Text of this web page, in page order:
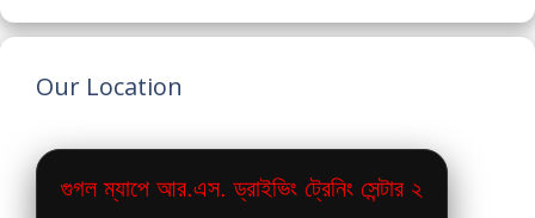
Our Location
গুগল ম্যাপে আর.এস. ড্রাইভিং ট্রেনিং সেন্টার ২